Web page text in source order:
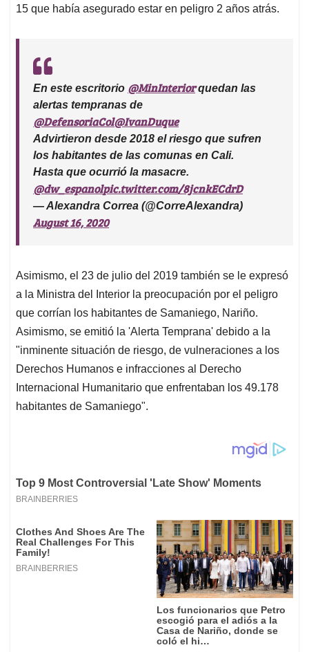
15 que había asegurado estar en peligro 2 años atrás.
En este escritorio @MinInteriorquedan las
alertas tempranas de
@DefensoriaCol@IvanDuque
Advirtieron desde 2018 el riesgo que sufren
los habitantes de las comunas en Cali.
Hasta que ocurrió la masacre.
@dw_espanolpic.twitter.com/8jcnkECdrD
— Alexandra Correa (@CorreAlexandra)
August 16, 2020
Asimismo, el 23 de julio del 2019 también se le expresó
a la Ministra del Interior la preocupación por el peligro
que corrían los habitantes de Samaniego, Nariño.
Asimismo, se emitió la 'Alerta Temprana' debido a la
"inminente situación de riesgo, de vulneraciones a los
Derechos Humanos e infracciones al Derecho
Internacional Humanitario que enfrentaban los 49.178
habitantes de Samaniego".